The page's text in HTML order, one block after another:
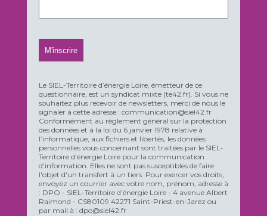
Le SIEL-Territoire d’énergie Loire, émetteur de ce
questionnaire, est un syndicat mixte (te42.fr). Si vous ne
souhaitez plus recevoir de newsletters, merci de nous le
signaler à cette adresse : communication@siel42.fr
Conformément au règlement général sur la protection
des données et à la loi du 6 janvier 1978 relative à
l’informatique, aux fichiers et libertés, les données
personnelles vous concernant sont traitées par le SIEL-
Territoire d'énergie Loire pour la communication
d'information. Elles ne sont pas susceptibles de faire
l'objet d'un transfert à un tiers. Pour exercer vos droits,
envoyez un courrier avec votre nom, prénom, adresse à
: DPO - SIEL-Territoire d’énergie Loire - 4 avenue Albert
Raimond - CS80109 42271 Saint-Priest-en-Jarez ou
par mail à : dpo@siel42.fr